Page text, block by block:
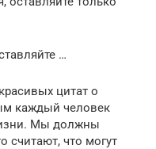
…
цитат о
каждый человек
Мы должны
считают, что могут